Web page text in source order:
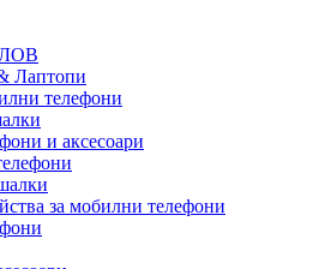
Лаптопи
телефони
и аксесоари
за мобилни телефони